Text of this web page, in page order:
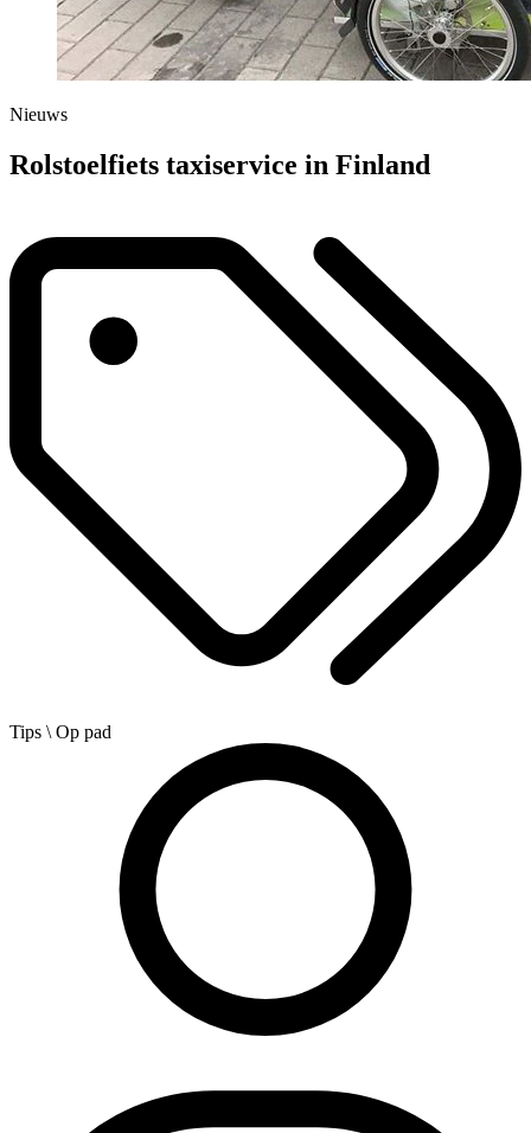
Nieuws
Rolstoelfiets taxiservice in Finland
Tips \ Op pad